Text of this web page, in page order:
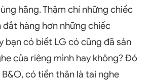
hãng. Thậm chí những chiếc
đắt hàng hơn những chiếc
bạn có biết LG có cũng đã sản
của riêng mình hay không? Đó
có tiền thân là tai nghe